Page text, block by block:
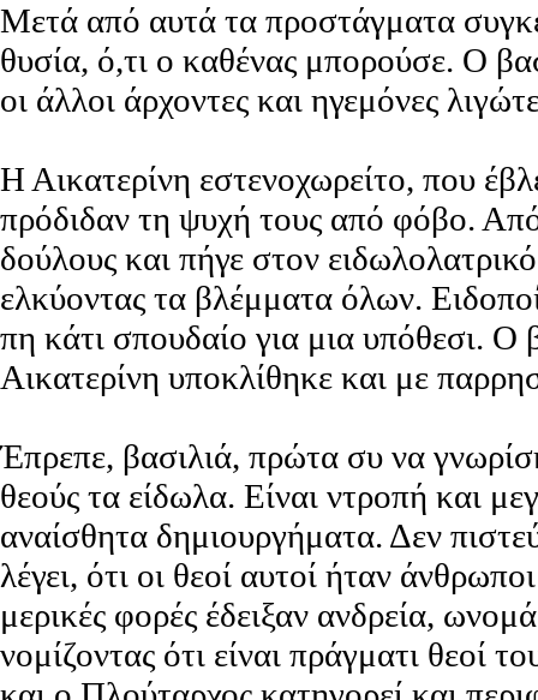
Μετά από αυτά τα προστάγματα
θυσία, ό,τι ο καθένας μπορούσε. Ο
οι άλλοι άρχοντες και ηγεμόνες
Η Αικατερίνη εστενοχωρείτο, που
πρόδιδαν τη ψυχή τους από φόβο.
δούλους και πήγε στον
ελκύοντας τα βλέμματα όλων.
πη κάτι σπουδαίο για μια υπόθεσι.
Αικατερίνη υποκλίθηκε και με
Έπρεπε, βασιλιά, πρώτα συ να
θεούς τα είδωλα. Είναι ντροπή και
αναίσθητα δημιουργήματα. Δεν
λέγει, ότι οι θεοί αυτοί ήταν
μερικές φορές έδειξαν ανδρεία,
νομίζοντας ότι είναι πράγματι θεοί